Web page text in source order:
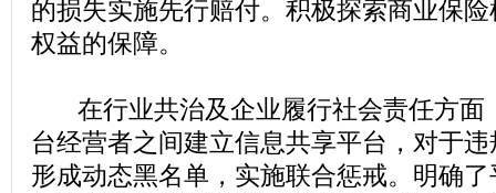
的损失实施先行赔付。积极探索商业保
权益的保障。
在行业共治及企业履行社会责任方面
台经营者之间建立信息共享平台，对于
形成动态黑名单，实施联合惩戒。明确